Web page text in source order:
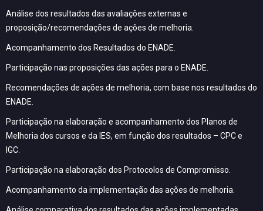
Análise dos resultados das avaliações externas e
proposição/recomendações de ações de melhoria.
Acompanhamento dos Resultados do ENADE.
Participação nas proposições das ações para o ENADE.
Recomendações de ações de melhoria, com base nos resultados do
ENADE.
Participação na elaboração e acompanhamento dos Planos de
Melhoria dos cursos e da IES, em função dos resultados – CPC e
IGC.
Participação na elaboração dos Protocolos de Compromisso.
Acompanhamento da implementação das ações de melhoria.